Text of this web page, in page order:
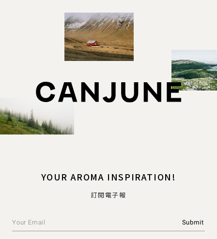
YOUR AROMA INSPIRATION!
訂閱電子報